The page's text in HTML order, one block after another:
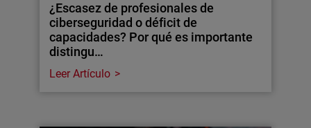
¿Escasez de profesionales de
ciberseguridad o déficit de
capacidades? Por qué es importante
distingu…
Leer Artículo